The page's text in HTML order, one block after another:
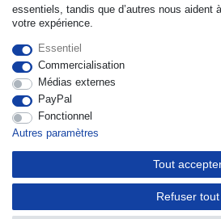
essentiels, tandis que d’autres nous aident
votre expérience.
Essentiel
Commercialisation
Médias externes
PayPal
Fonctionnel
Autres paramètres
Tout
Refuser tout
Rétracter le contrat ici